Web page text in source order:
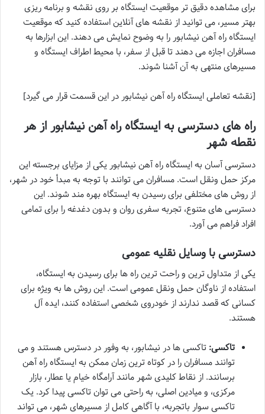
برای مشاهده دقیق تر موقعیت ایستگاه بر روی نقشه و برنامه ریزی
بهتر مسیر، می توانید از نقشه های آنلاین استفاده کنید که موقعیت
ایستگاه راه آهن نیشابور را به وضوح نمایش می دهند. این ابزارها به
مسافران اجازه می دهند تا قبل از سفر، با محیط اطراف ایستگاه و
مسیرهای منتهی به آن آشنا شوند.
[نقشه تعاملی ایستگاه راه آهن نیشابور در این قسمت قرار می گیرد]
راه های دسترسی به ایستگاه راه آهن نیشابور از هر
نقطه شهر
دسترسی آسان به ایستگاه راه آهن نیشابور یکی از مزایای برجسته این
مرکز حمل ونقل است. مسافران می توانند با توجه به مبدأ خود در شهر،
از روش های مختلفی برای رسیدن به ایستگاه بهره مند شوند. این
دسترسی های متنوع، تجربه سفری روان و بدون دغدغه را برای تمامی
افراد فراهم می آورد.
دسترسی با وسایل نقلیه عمومی
یکی از متداول ترین و راحت ترین راه ها برای رسیدن به ایستگاه،
استفاده از ناوگان حمل ونقل عمومی است. این روش ها به ویژه برای
کسانی که قصد ندارند از خودروی شخصی استفاده کنند، ایده آل
هستند.
تاکسی: تاکسی ها در نیشابور، به وفور در دسترس هستند و می
توانند مسافران را در کوتاه ترین زمان ممکن به ایستگاه راه آهن
برسانند. از نقاط کلیدی شهر مانند آرامگاه خیام یا عطار، بازار
مرکزی، و میادین اصلی، به راحتی می توان تاکسی پیدا کرد. یک
تاکسی سوار باتجربه، با آگاهی کامل از مسیرهای شهر، می تواند